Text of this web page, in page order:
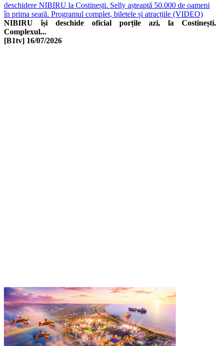
deschidere NIBIRU la Costinești. Selly așteaptă 50.000 de oameni
în prima seară. Programul complet, biletele și atracțiile (VIDEO)
NIBIRU își deschide oficial porțile azi, la Costinești.
Complexul...
[B1tv] 16/07/2026